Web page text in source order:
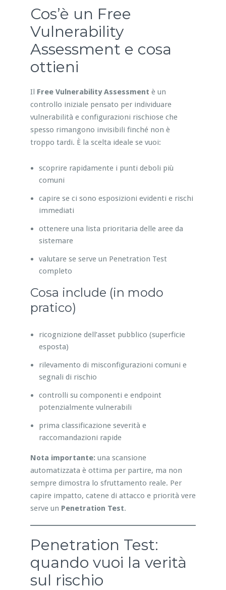
Cos’è un Free
Vulnerability
Assessment e cosa
ottieni
Il Free Vulnerability Assessment è un
controllo iniziale pensato per individuare
vulnerabilità e configurazioni rischiose che
spesso rimangono invisibili finché non è
troppo tardi. È la scelta ideale se vuoi:
scoprire rapidamente i punti deboli più
comuni
capire se ci sono esposizioni evidenti e rischi
immediati
ottenere una lista prioritaria delle aree da
sistemare
valutare se serve un Penetration Test
completo
Cosa include (in modo
pratico)
ricognizione dell’asset pubblico (superficie
esposta)
rilevamento di misconfigurazioni comuni e
segnali di rischio
controlli su componenti e endpoint
potenzialmente vulnerabili
prima classificazione severità e
raccomandazioni rapide
Nota importante: una scansione
automatizzata è ottima per partire, ma non
sempre dimostra lo sfruttamento reale. Per
capire impatto, catene di attacco e priorità vere
serve un Penetration Test.
Penetration Test:
quando vuoi la verità
sul rischio